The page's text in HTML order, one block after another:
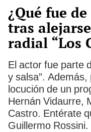
¿Qué fue
tras
radial “Los
El actor fue parte
y salsa”.
locución de un
Hernán Vidaurre,
Castro. Entérate
Guillermo Rossini.